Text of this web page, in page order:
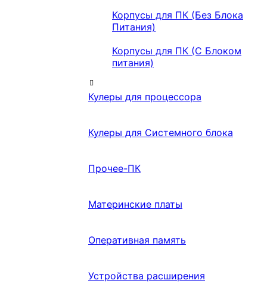
Корпусы для ПК (Без Блока
Питания)
Корпусы для ПК (С Блоком
питания)
Кулеры для процессора
Кулеры для Системного блока
Прочее-ПК
Материнские платы
Оперативная память
Устройства расширения